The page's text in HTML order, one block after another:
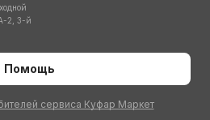
2, 3-й
Помощь
сервиса Куфар Маркет